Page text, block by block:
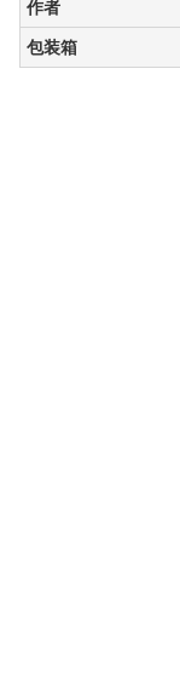
作者
包装箱